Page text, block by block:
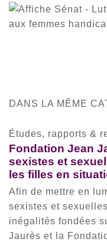
DANS LA MÊME
Études, rapports &
Fondation Jean
sexistes et
les filles en
Afin de mettre en
sexistes et
inégalités fondées
Jaurès et la